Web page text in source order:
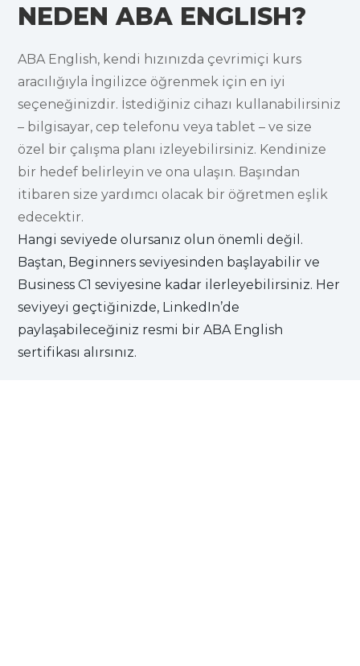
NEDEN ABA ENGLISH?
ABA English, kendi hızınızda çevrimiçi kurs
aracılığıyla İngilizce öğrenmek için en iyi
seçeneğinizdir. İstediğiniz cihazı kullanabilirsiniz
– bilgisayar, cep telefonu veya tablet – ve size
özel bir çalışma planı izleyebilirsiniz. Kendinize
bir hedef belirleyin ve ona ulaşın. Başından
itibaren size yardımcı olacak bir öğretmen eşlik
edecektir.
Hangi seviyede olursanız olun önemli değil.
Baştan, Beginners seviyesinden başlayabilir ve
Business C1 seviyesine kadar ilerleyebilirsiniz. Her
seviyeyi geçtiğinizde, LinkedIn’de
paylaşabileceğiniz resmi bir ABA English
sertifikası alırsınız.